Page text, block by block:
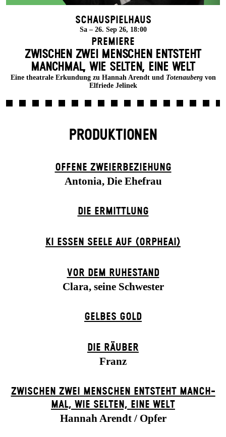
Schauspielhaus
Sa – 26. Sep 26, 18:00
Premiere
ZWISCHEN ZWEI MENSCHEN ENT­STEHT
MANCH­MAL, WIE SELTEN, EINE WELT
Eine theatrale Erkundung zu Hannah Arendt und Totenaubergvon
Elfriede Jelinek
PRODUKTIONEN
OFFENE ZWEIER­BEZIEHUNG
Antonia, Die Ehefrau
DIE ERMITTLUNG
KI ESSEN SEELE AUF (ORPHEAI)
VOR DEM RUHESTAND
Clara, seine Schwester
GELBES GOLD
DIE RÄUBER
Franz
ZWISCHEN ZWEI MENSCHEN ENT­STEHT MANCH­
MAL, WIE SELTEN, EINE WELT
Hannah Arendt / Opfer